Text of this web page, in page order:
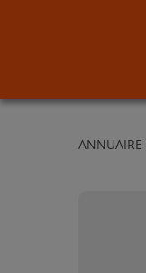
ANNUAIRE